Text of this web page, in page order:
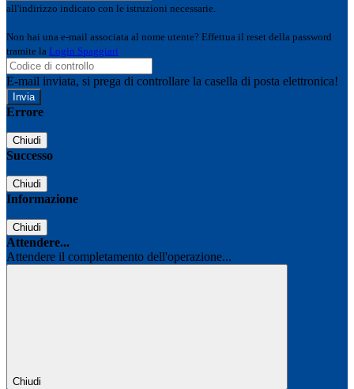
all'indirizzo indicato con le istruzioni necessarie.
Non hai una e-mail associata al nome utente? Effettua il reset della password
tramite la Login Spaggiari
E-mail inviata, si prega di controllare la casella di posta elettronica!
Errore
Chiudi
Successo
Chiudi
Informazione
Chiudi
Attendere...
Attendere il completamento dell'operazione...
Chiudi